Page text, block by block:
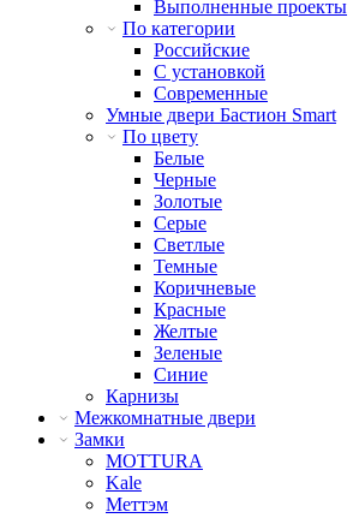
Выполненные проекты
По категории
Российские
С установкой
Современные
Умные двери Бастион Smart
По цвету
Белые
Черные
Золотые
Серые
Светлые
Темные
Коричневые
Красные
Желтые
Зеленые
Синие
Карнизы
Межкомнатные двери
Замки
MOTTURA
Kale
Меттэм